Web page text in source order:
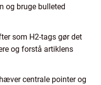
og bruge bulleted
som H2-tags gør det
og forstå artiklens
centrale pointer og